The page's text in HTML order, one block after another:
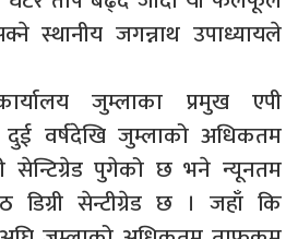
स्थानीय जगन्नाथ उपाध्यायले
जुम्लाका प्रमुख एपी
दुई वर्षदेखि जुम्लाको अधिकतम
सेन्टिग्रेड पुगेको छ भने न्यूनतम
सेन्टीग्रेड छ । जहाँ कि